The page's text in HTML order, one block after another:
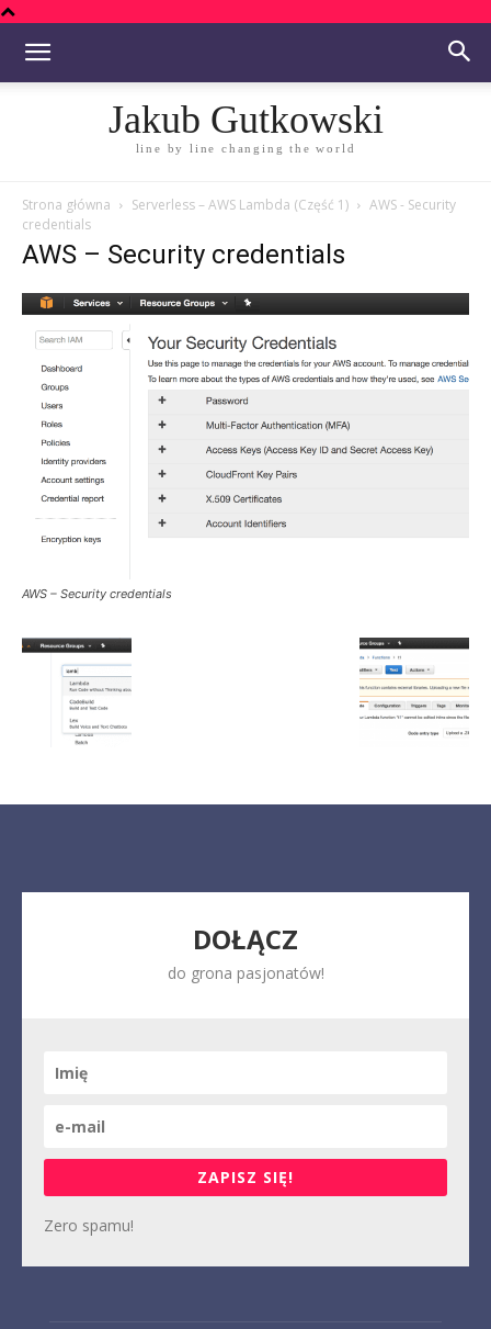
Jakub Gutkowski
line by line changing the world
Strona główna Serverless – AWS Lambda (Część 1)
AWS - Security
credentials
AWS – Security credentials
AWS – Security credentials
DOŁĄCZ
do grona pasjonatów!
ZAPISZ SIĘ!
Zero spamu!